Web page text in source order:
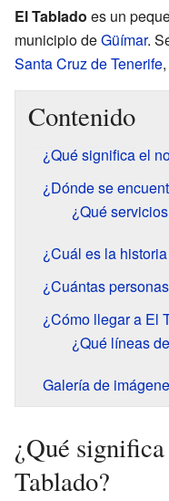
El Tablado es un
municipio deGüímar.
Santa Cruz de Tenerife
Contenido
¿Qué significa el
¿Dónde se
¿Qué
¿Cuál es la
¿Cuántas
¿Cómo llegar a El
¿Qué líneas
Galería de
¿Qué
Tablado?